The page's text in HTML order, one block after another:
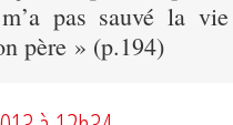
pas sauvé la
père » (p.194)